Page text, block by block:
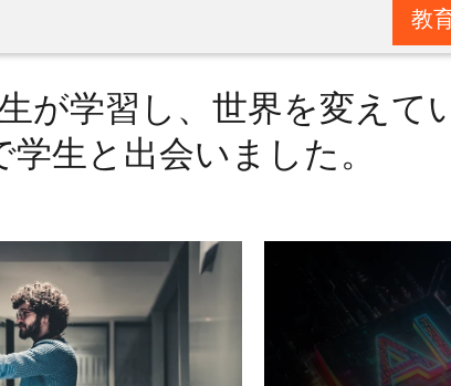
教
が学習し、世界を変えて
生と出会いました。